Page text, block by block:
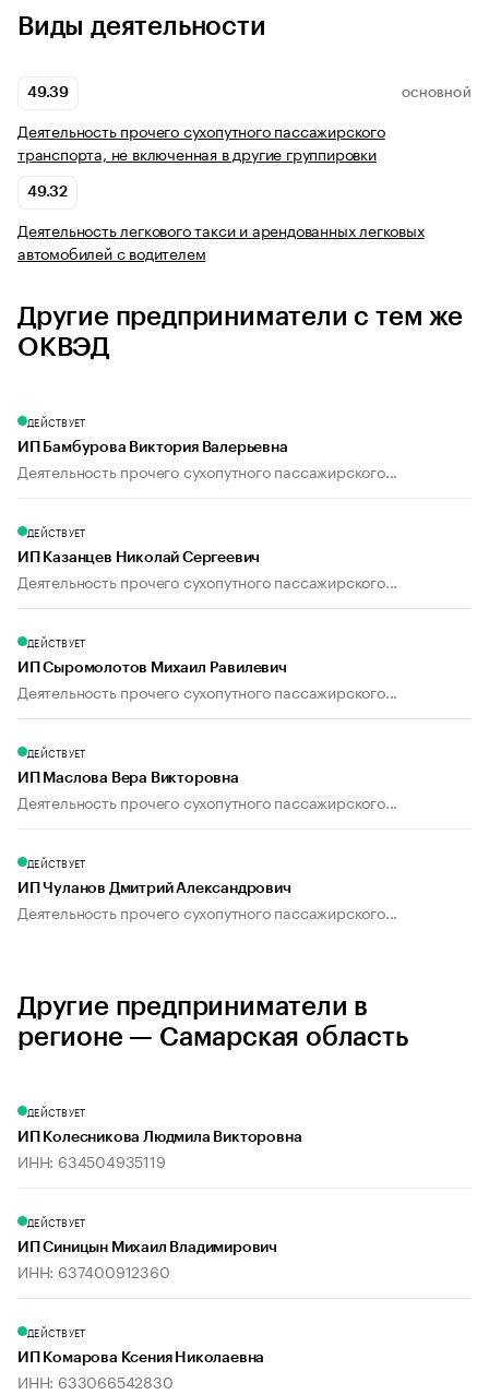
Виды деятельности
49.39 ОСНОВНОЙ
Деятельность прочего сухопутного пассажирского
транспорта, не включенная в другие группировки
49.32
Деятельность легкового такси и арендованных легковых
автомобилей с водителем
Другие предприниматели с тем же
ОКВЭД
ДЕЙСТВУЕТ
ИП Бамбурова Виктория Валерьевна
Деятельность прочего сухопутного пассажирского...
ДЕЙСТВУЕТ
ИП Казанцев Николай Сергеевич
Деятельность прочего сухопутного пассажирского...
ДЕЙСТВУЕТ
ИП Сыромолотов Михаил Равилевич
Деятельность прочего сухопутного пассажирского...
ДЕЙСТВУЕТ
ИП Маслова Вера Викторовна
Деятельность прочего сухопутного пассажирского...
ДЕЙСТВУЕТ
ИП Чуланов Дмитрий Александрович
Деятельность прочего сухопутного пассажирского...
Другие предприниматели в
регионе — Самарская область
ДЕЙСТВУЕТ
ИП Колесникова Людмила Викторовна
ИНН: 634504935119
ДЕЙСТВУЕТ
ИП Синицын Михаил Владимирович
ИНН: 637400912360
ДЕЙСТВУЕТ
ИП Комарова Ксения Николаевна
ИНН: 633066542830